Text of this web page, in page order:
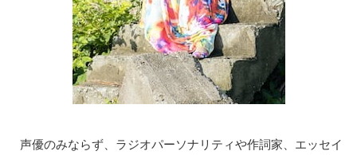
声優のみならず、ラジオパーソナリティや作詞家、エッセイ